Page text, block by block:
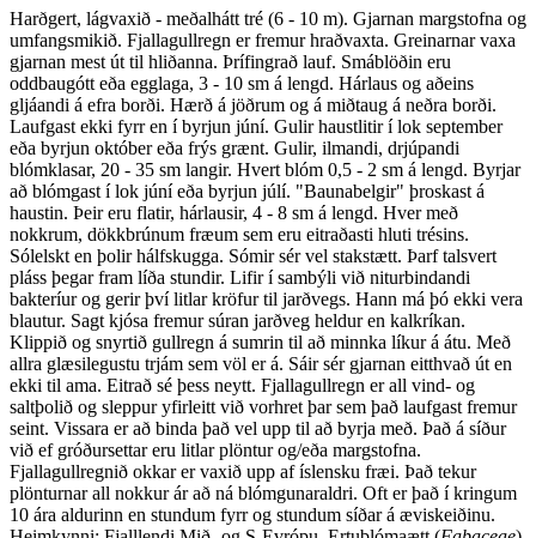
Harðgert, lágvaxið - meðalhátt tré (6 - 10 m). Gjarnan margstofna og
umfangsmikið. Fjallagullregn er fremur hraðvaxta. Greinarnar vaxa
gjarnan mest út til hliðanna. Þrífingrað lauf. Smáblöðin eru
oddbaugótt eða egglaga, 3 - 10 sm á lengd. Hárlaus og aðeins
gljáandi á efra borði. Hærð á jöðrum og á miðtaug á neðra borði.
Laufgast ekki fyrr en í byrjun júní. Gulir haustlitir í lok september
eða byrjun október eða frýs grænt. Gulir, ilmandi, drjúpandi
blómklasar, 20 - 35 sm langir. Hvert blóm 0,5 - 2 sm á lengd. Byrjar
að blómgast í lok júní eða byrjun júlí. "Baunabelgir" þroskast á
haustin. Þeir eru flatir, hárlausir, 4 - 8 sm á lengd. Hver með
nokkrum, dökkbrúnum fræum sem eru eitraðasti hluti trésins.
Sólelskt en þolir hálfskugga. Sómir sér vel stakstætt. Þarf talsvert
pláss þegar fram líða stundir. Lifir í sambýli við niturbindandi
bakteríur og gerir því litlar kröfur til jarðvegs. Hann má þó ekki vera
blautur. Sagt kjósa fremur súran jarðveg heldur en kalkríkan.
Klippið og snyrtið gullregn á sumrin til að minnka líkur á átu. Með
allra glæsilegustu trjám sem völ er á. Sáir sér gjarnan eitthvað út en
ekki til ama. Eitrað sé þess neytt. Fjallagullregn er all vind- og
saltþolið og sleppur yfirleitt við vorhret þar sem það laufgast fremur
seint. Vissara er að binda það vel upp til að byrja með. Það á síður
við ef gróðursettar eru litlar plöntur og/eða margstofna.
Fjallagullregnið okkar er vaxið upp af íslensku fræi. Það tekur
plönturnar all nokkur ár að ná blómgunaraldri. Oft er það í kringum
10 ára aldurinn en stundum fyrr og stundum síðar á æviskeiðinu.